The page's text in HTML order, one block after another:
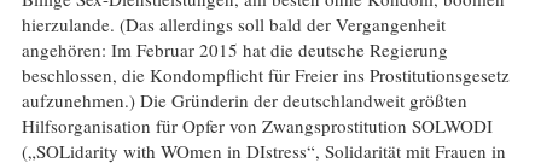
hierzulande. (Das allerdings soll bald der Vergangenheit
angehören: Im Februar 2015 hat die deutsche Regierung
beschlossen, die Kondompflicht für Freier ins Prostitutionsgesetz
aufzunehmen.) Die Gründerin der deutschlandweit größten
Hilfsorganisation für Opfer von Zwangsprostitution SOLWODI
(„SOLidarity with WOmen in DIstress“, Solidarität mit Frauen in